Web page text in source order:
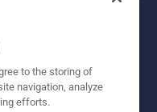
voorbehouden. De
to the storing of
navigation, analyze
efforts.